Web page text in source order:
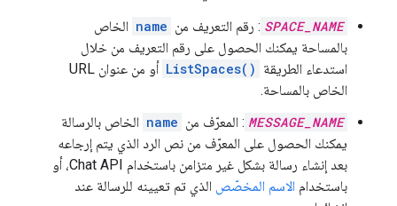
SPACE_NAME : رقم التعريف من name الخاص
بالمساحة يمكنك الحصول على رقم التعريف من خلال
استدعاء الطريقة ListSpaces()
أو من عنوان URL
الخاص بالمساحة.
MESSAGE_NAME : المعرّف من name الخاص بالرسالة
يمكنك الحصول على المعرّف من نص الرد الذي يتم إرجاعه
بعد إنشاء رسالة بشكل غير متزامن باستخدام Chat API، أو
باستخدام الاسم المخصّص الذي تم تعيينه للرسالة عند